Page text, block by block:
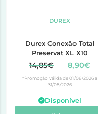
DUREX
Durex Conexão Total
Preservat XL X10
14,85€ 8,90€
*Promoção válida de 01/08/2026 a
31/08/2026
Disponível